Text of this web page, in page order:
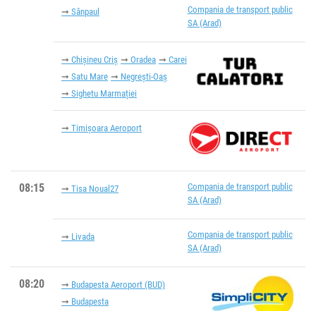
Compania de transport public
SA (Arad)
Sânpaul
Chișineu Criș Oradea
Carei
Satu Mare
Negrești-Oaș
Sighetu Marmației
Timișoara Aeroport
08:15
Compania de transport public
SA (Arad)
Tisa Noual27
Compania de transport public
SA (Arad)
Livada
08:20
Budapesta Aeroport (BUD)
Budapesta